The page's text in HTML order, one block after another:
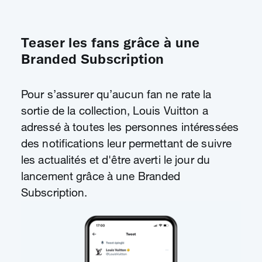
Teaser les fans grâce à une
Branded Subscription
Pour s’assurer qu’aucun fan ne rate la
sortie de la collection, Louis Vuitton a
adressé à toutes les personnes intéressées
des notifications leur permettant de suivre
les actualités et d'être averti le jour du
lancement grâce à une Branded
Subscription.